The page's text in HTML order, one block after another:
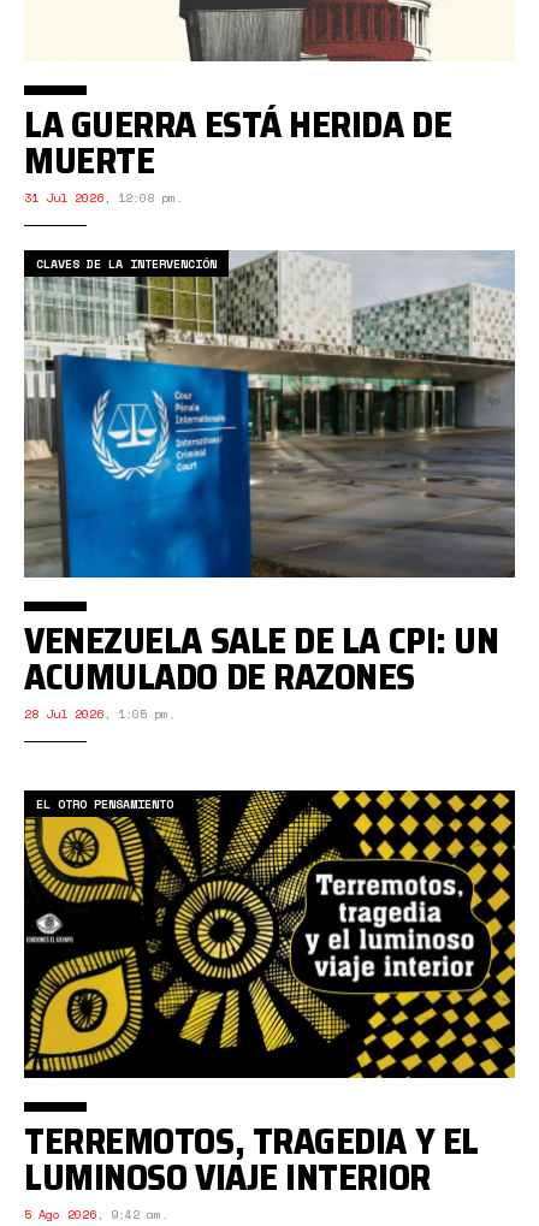
LA GUERRA ESTÁ HERIDA DE
MUERTE
31 Jul 2026, 12:08 pm.
CLAVES DE LA INTERVENCIÓN
VENEZUELA SALE DE LA CPI: UN
ACUMULADO DE RAZONES
28 Jul 2026, 1:05 pm.
EL OTRO PENSAMIENTO
TERREMOTOS, TRAGEDIA Y EL
LUMINOSO VIAJE INTERIOR
5 Ago 2026, 9:42 am.